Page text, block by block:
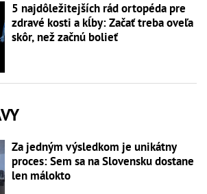
5 najdôležitejších rád ortopéda pre
zdravé kosti a kĺby: Začať treba oveľa
skôr, než začnú bolieť
Za jedným výsledkom je unikátny
proces: Sem sa na Slovensku dostane
len málokto